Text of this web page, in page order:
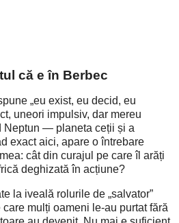
că e în Berbec
„eu exist, eu decid, eu
uneori impulsiv, dar mereu
Neptun — planeta ceții și a
exact aici, apare o întrebare
cât din curajul pe care îl arăți
deghizată în acțiune?
la iveală rolurile de „salvator”
care mulți oameni le-au purtat fără